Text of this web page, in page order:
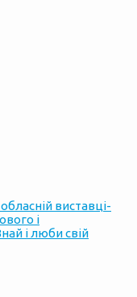
виставці-
і
і люби свій